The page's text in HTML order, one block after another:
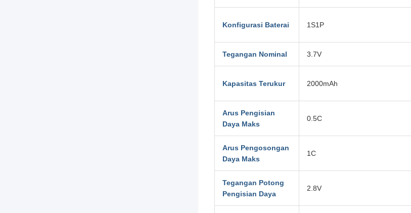
Konfigurasi Baterai 1S1P
Tegangan Nominal 3.7V
Kapasitas Terukur 2000mAh
Arus Pengisian
Daya Maks
0.5C
Arus Pengosongan
Daya Maks
1C
Tegangan Potong
Pengisian Daya
2.8V